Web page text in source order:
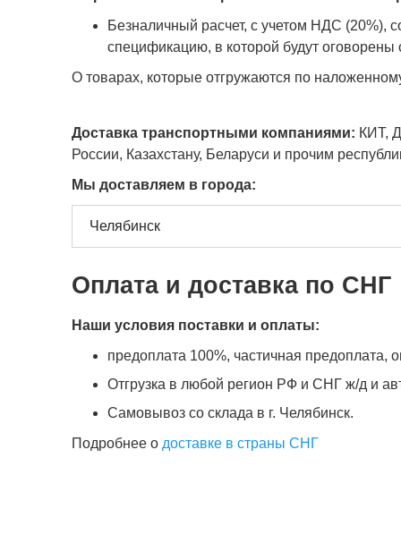
Безналичный расчет, с учетом НДС (20%),
спецификацию, в которой будут оговорены
О товарах, которые отгружаются по
Доставка транспортными компаниями: КИТ,
России, Казахстану, Беларуси и прочим
Мы доставляем в города:
Оплата и доставка по СНГ
Наши условия поставки и оплаты:
предоплата 100%, частичная предоплата,
Отгрузка в любой регион РФ и СНГ ж/д и
Самовывоз со склада в г. Челябинск.
Подробнее о доставке в страны СНГ